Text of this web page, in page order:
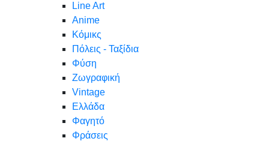
Line Art
Anime
Κόμικς
Πόλεις - Ταξίδια
Φύση
Ζωγραφική
Vintage
Ελλάδα
Φαγητό
Φράσεις